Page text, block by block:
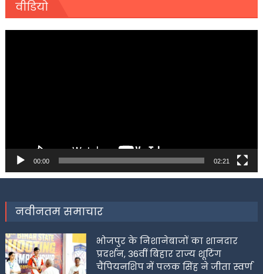
वीडियो
00:00 02:21
नवीनतम समाचार
भोजपुर के निशानेबाजों का शानदार
प्रदर्शन, 36वीं बिहार राज्य शूटिंग
चैंपियनशिप में पलक सिंह ने जीता स्वर्ण